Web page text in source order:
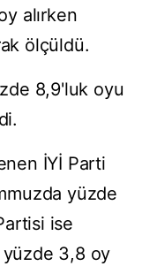
alırken
ölçüldü.
zde 8,9'luk oyu
İYİ Parti
yüzde
ise
üzde 3,8 oy